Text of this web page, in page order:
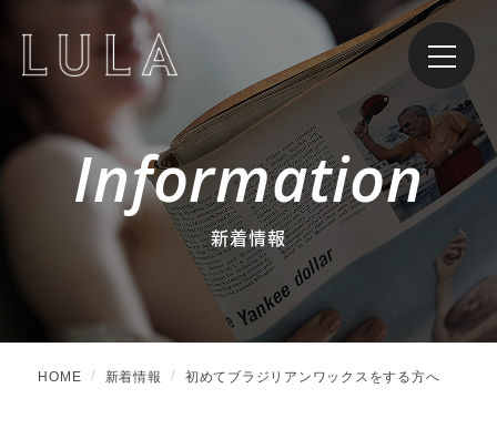
Information
新着情報
HOME 新着情報 初めてブラジリアンワックスをする方へ